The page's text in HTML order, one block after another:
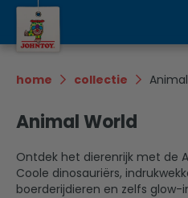
Over ons
Beurzen
Contact
home collectie
Animal World
Ontdek het dierenrijk met de
Coole dinosauriërs,
boerderijdieren en zelfs